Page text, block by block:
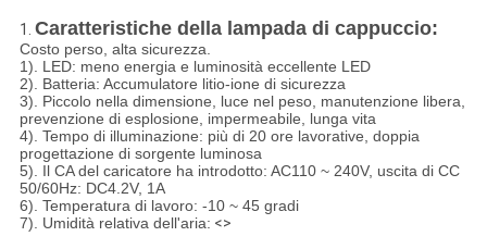
1. Caratteristiche della lampada di cappuccio:
Costo perso, alta sicurezza.
1). LED: meno energia e luminosità eccellente LED
2). Batteria: Accumulatore litio-ione di sicurezza
3). Piccolo nella dimensione, luce nel peso, manutenzione libera,
prevenzione di esplosione, impermeabile, lunga vita
4). Tempo di illuminazione: più di 20 ore lavorative, doppia
progettazione di sorgente luminosa
5). Il CA del caricatore ha introdotto: AC110 ~ 240V, uscita di CC
50/60Hz: DC4.2V, 1A
6). Temperatura di lavoro: -10 ~ 45 gradi
7). Umidità relativa dell'aria: <>